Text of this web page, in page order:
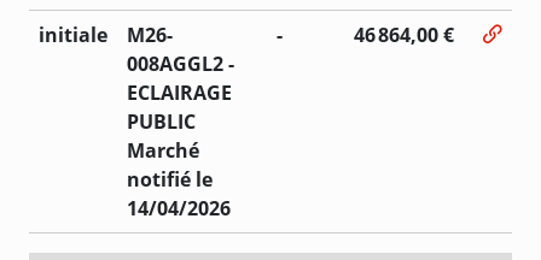
initiale
M26-
008AGGL2 -
ECLAIRAGE
PUBLIC
Marché
notifié le
14/04/2026
- 46 864,00 €